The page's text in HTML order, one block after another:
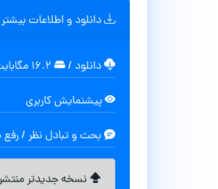
دانلود و اطلاعات بیشتر
دانلود /
پیشنمایش کاربری
بحث و تبادل نظر /
نسخه جدیدتر